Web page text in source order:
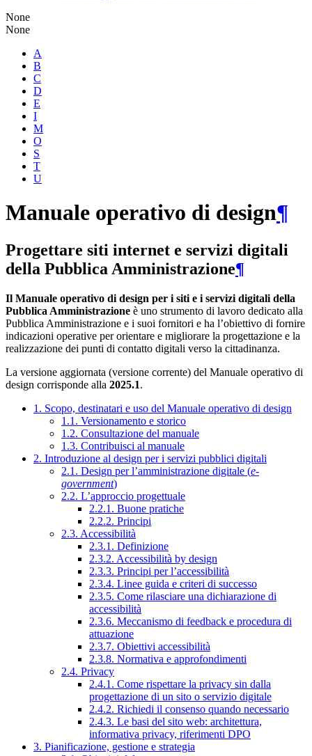
None
None
A
B
C
D
E
I
M
O
S
T
U
Manuale operativo di design¶
Progettare siti internet e servizi digitali
della Pubblica Amministrazione¶
Il Manuale operativo di design per i siti e i servizi digitali della
Pubblica Amministrazione è uno strumento di lavoro dedicato alla
Pubblica Amministrazione e i suoi fornitori e ha l’obiettivo di fornire
indicazioni operative per orientare e migliorare la progettazione e la
realizzazione dei punti di contatto digitali verso la cittadinanza.
La versione aggiornata (versione corrente) del Manuale operativo di
design corrisponde alla 2025.1.
1. Scopo, destinatari e uso del Manuale operativo di design
1.1. Versionamento e storico
1.2. Consultazione del manuale
1.3. Contribuisci al manuale
2. Introduzione al design per i servizi pubblici digitali
2.1. Design per l’amministrazione digitale (e-
government)
2.2. L’approccio progettuale
2.2.1. Buone pratiche
2.2.2. Principi
2.3. Accessibilità
2.3.1. Definizione
2.3.2. Accessibilità by design
2.3.3. Principi per l’accessibilità
2.3.4. Linee guida e criteri di successo
2.3.5. Come rilasciare una dichiarazione di
accessibilità
2.3.6. Meccanismo di feedback e procedura di
attuazione
2.3.7. Obiettivi accessibilità
2.3.8. Normativa e approfondimenti
2.4. Privacy
2.4.1. Come rispettare la privacy sin dalla
progettazione di un sito o servizio digitale
2.4.2. Richiedi il consenso quando necessario
2.4.3. Le basi del sito web: architettura,
informativa privacy, riferimenti DPO
3. Pianificazione, gestione e strategia